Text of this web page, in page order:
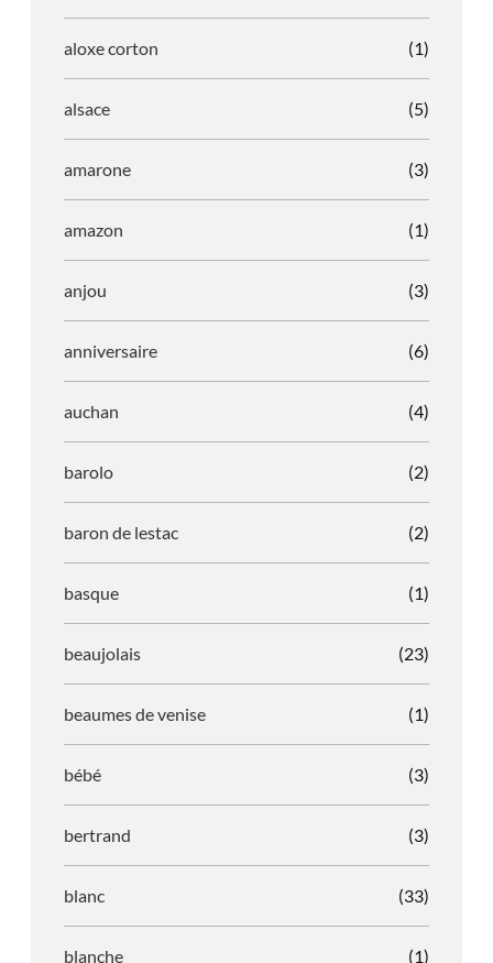
aloxe corton (1)
alsace (5)
amarone (3)
amazon (1)
anjou (3)
anniversaire (6)
auchan (4)
barolo (2)
baron de lestac (2)
basque (1)
beaujolais (23)
beaumes de venise (1)
bébé (3)
bertrand (3)
blanc (33)
blanche (1)